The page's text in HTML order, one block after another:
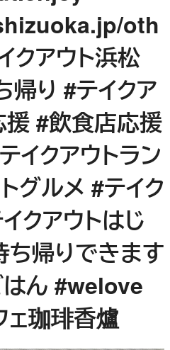
oth
クアウト浜松
り #テイクア
援 #飲食店応援
イクアウトラン
グルメ #テイク
クアウトはじ
帰りできます
ん #welove
珈琲香爐